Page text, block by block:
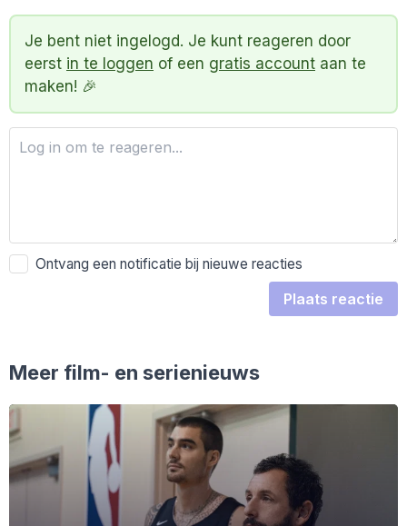
Je bent niet ingelogd. Je kunt reageren door
eerst in te loggen of een gratis account aan te
maken! 🎉
Ontvang een notificatie bij nieuwe reacties
Plaats reactie
Meer film- en serienieuws